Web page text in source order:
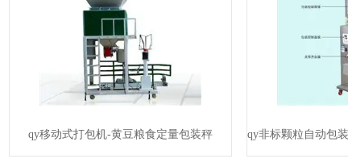
qy移动式打包机-黄豆粮食定量包装秤